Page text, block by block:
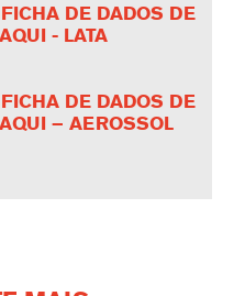
DE DADOS DE
- LATA
DE DADOS DE
– AEROSSOL